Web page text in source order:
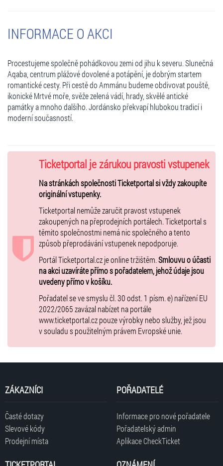
INFORMACE O AKCI
Procestujeme společně pohádkovou zemi od jihu k severu. Slunečná
Aqaba, centrum plážové dovolené a potápění, je dobrým startem
romantické cesty. Při cestě do Ammánu budeme obdivovat pouště,
ikonické Mrtvé moře, svěže zelená vádí, hrady, skvělé antické
památky a mnoho dalšího. Jordánsko překvapí hlubokou tradicí i
moderní současností.
Ticketportal je zárukou pravosti vstupenek
Na stránkách společnosti Ticketportal si vždy zakoupíte
originální vstupenky.
Ticketportal nemůže zaručit pravost vstupenek
zakoupených na přeprodejních portálech. Ticketportal s
těmito společnostmi nemá nic společného a tento
způsob přeprodávání vstupenek nepodporuje.
Portál Ticketportal.cz je online tržištěm.Smlouvu o účasti
na akci uzavíráte přímo s pořadatelem, jehož údaje jsou
uvedeny přímo v košíku.
Pořadatel se ve smyslu čl. 30 odst. 1 písm. e) nařízení EU
2022/2065 zavázal nabízet na portále
www.ticketportal.cz pouze výrobky nebo služby, jež jsou
v souladu s použitelným právem Evropské unie.
ZÁKAZNÍCI
Časté dotazy
Slevové kódy
Prodejní místa
POŘADATELÉ
Informace pro nové pořadatele
Pořadatelský admin
Aplikace CheckTicket